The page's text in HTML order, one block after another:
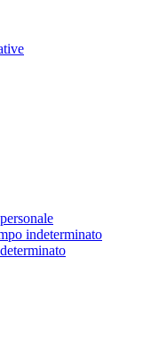
indeterminato